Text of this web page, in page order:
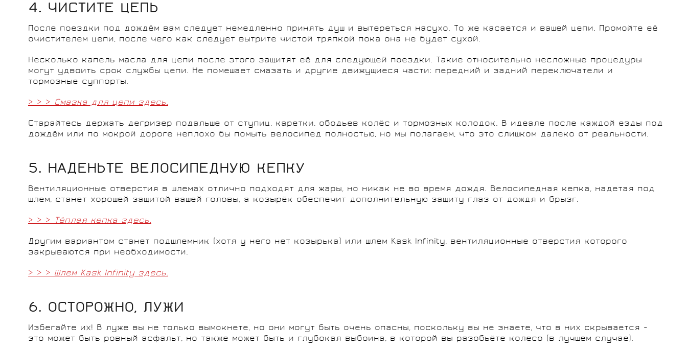
4. ЧИСТИТЕ ЦЕПЬ
После поездки под дождём вам следует немедленно принять душ и вытереться насухо. То же касается и вашей цепи. Промойте её
очистителем цепи, после чего как следует вытрите чистой тряпкой пока она не будет сухой.
Несколько капель масла для цепи после этого защитят её для следующей поездки. Такие относительно несложные процедуры
могут удвоить срок службы цепи. Не помешает смазать и другие движущиеся части: передний и задний переключатели и
тормозные суппорты.
> > >Смазка для цепи здесь.
Старайтесь держать дегризер подальше от ступиц, каретки, ободьев колёс и тормозных колодок. В идеале после каждой езды под
дождём или по мокрой дороге неплохо бы помыть велосипед полностью, но мы полагаем, что это слишком далеко от реальности.
5. НАДЕНЬТЕ ВЕЛОСИПЕДНУЮ КЕПКУ
Вентиляционные отверстия в шлемах отлично подходят для жары, но никак не во время дождя. Велосипедная кепка, надетая под
шлем, станет хорошей защитой вашей головы, а козырёк обеспечит дополнительную защиту глаз от дождя и брызг.
> > >Тёплая кепка здесь.
Другим вариантом станет подшлемник (хотя у него нет козырька) или шлем Kask Infinity, вентиляционные отверстия которого
закрываются при необходимости.
> > >ШлемKask Infinityздесь.
6. ОСТОРОЖНО, ЛУЖИ
Избегайте их! В луже вы не только вымокнете, но они могут быть очень опасны, поскольку вы не знаете, что в них скрывается -
это может быть ровный асфальт, но также может быть и глубокая выбоина, в которой вы разобьёте колесо (в лучшем случае).